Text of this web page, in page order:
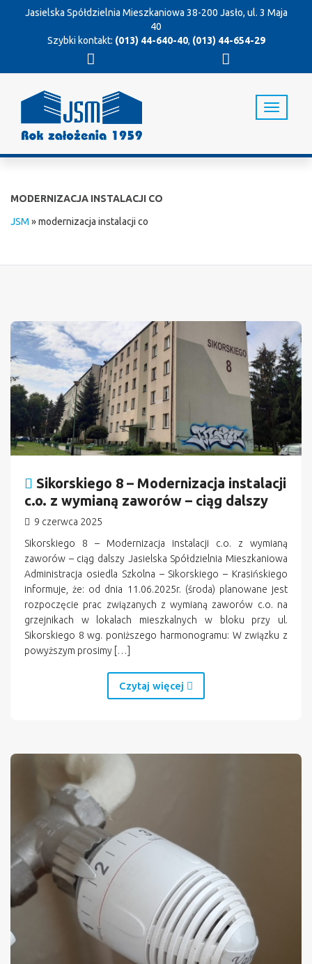
Jasielska Spółdzielnia Mieszkaniowa 38-200 Jasło, ul. 3 Maja
40
Szybki kontakt: (013) 44-640-40, (013) 44-654-29
T
o
MODERNIZACJA INSTALACJI CO
JSM »modernizacja instalacji co
Sikorskiego 8 – Modernizacja instalacji
c.o. z wymianą zaworów – ciąg dalszy
9 czerwca 2025
Sikorskiego 8 – Modernizacja instalacji c.o. z wymianą
zaworów – ciąg dalszy Jasielska Spółdzielnia Mieszkaniowa
Administracja osiedla Szkolna – Sikorskiego – Krasińskiego
informuje, że: od dnia 11.06.2025r. (środa) planowane jest
rozpoczęcie prac związanych z wymianą zaworów c.o. na
grzejnikach w lokalach mieszkalnych w bloku przy ul.
Sikorskiego 8 wg. poniższego harmonogramu: W związku z
powyższym prosimy […]
Czytaj więcej